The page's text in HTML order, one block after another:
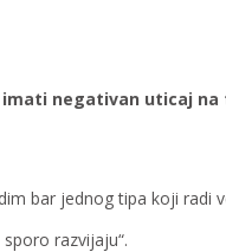
negativan uticaj
bar jednog tipa koji radi
razvijaju“.